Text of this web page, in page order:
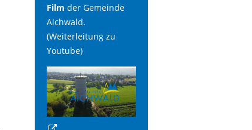
Film der Gemeinde
Aichwald.
(Weiterleitung zu
Youtube)